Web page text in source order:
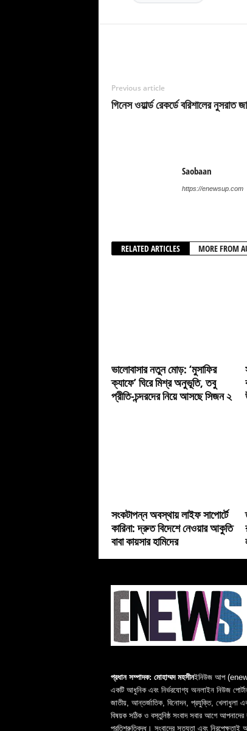
Previous article
গিনেস ওয়ার্ল্ড রেকর্ডে বরিশালের নুসরাত
Saobaan
https://enewsup.com
RELATED ARTICLES MORE FROM
ভালোবাসার নতুন মোড়: ‘মুসাফির
ক্যাফে’ ঘিরে মিশ্র অনুভূতি, তবু
প্রীতি-চন্দরদের নিয়ে আসছে সিজন ২
সংকটাপন্ন অবস্থায় লাইফ সাপোর্টে
কারিনা: দ্রুত বিদেশে নেওয়ার আকুতি
বাবা কায়সার হামিদের
প্রধান সম্পাদক: মোহাম্মদ মহসীনইনিউজ আপ
একটি আধুনিক এবং নির্ভরযোগ্য অনলাইন নিউজ
জাতীয়, আন্তর্জাতিক, বিনোদন, প্রযুক্তি, খেলাধুলা
বিষয়ক সঠিক ও বস্তুনিষ্ঠ সংবাদ সবার আগে আপনাদের
প্রতিশ্রুতিবদ্ধ। সংবাদের সত্যতা এবং নিরপেক্ষতাই